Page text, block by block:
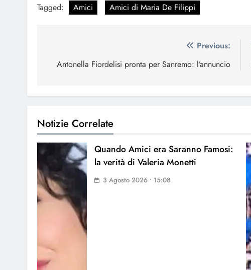
Tagged: Amici Amici di Maria De Filippi
articoli
Previous:
Antonella Fiordelisi pronta per Sanremo: l’annuncio
Notizie Correlate
Quando Amici era Saranno Famosi:
la verità di Valeria Monetti
3 Agosto 2026 • 15:08